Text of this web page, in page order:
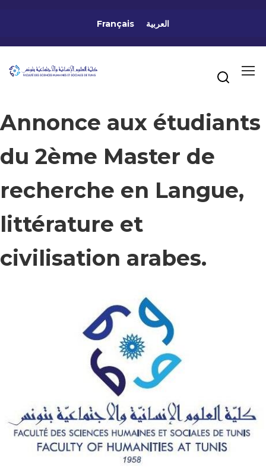
Français العربية
Annonce aux étudiants
du 2ème Master de
recherche en Langue,
littérature et
civilisation arabes.